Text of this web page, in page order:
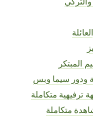
المبتكر
ودور سيما وبس
متكاملة
مشاهدة متكاملة